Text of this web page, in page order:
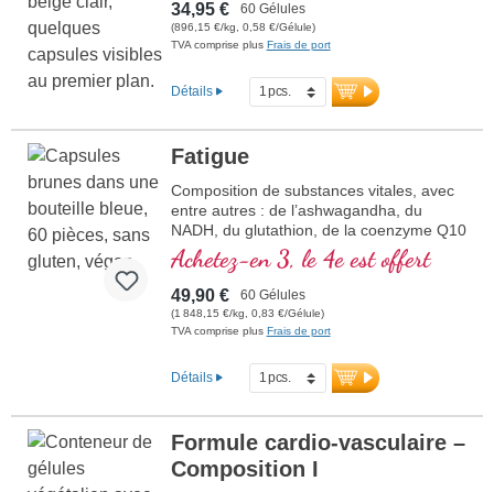
34,95 € 60 Gélules
(896,15 €/kg, 0,58 €/Gélule)
TVA comprise plus Frais de port
Détails
Fatigue
Composition de substances vitales, avec
entre autres : de l’ashwagandha, du
NADH, du glutathion, de la coenzyme Q10
et de la vitamine B12, qui contribue à
réduire la fatigue et la lassitude
Achetez-en 3, le 4e est offert
49,90 € 60 Gélules
(1 848,15 €/kg, 0,83 €/Gélule)
TVA comprise plus Frais de port
Détails
Formule cardio-vasculaire –
Composition I